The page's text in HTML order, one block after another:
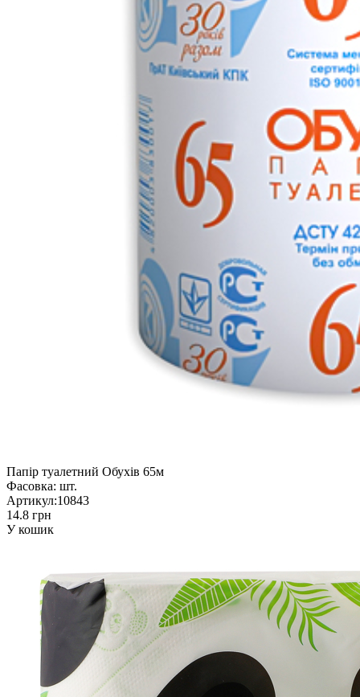
Папір туалетний Обухів 65м
Фасовка: шт.
Артикул:10843
14.8 грн
У кошик